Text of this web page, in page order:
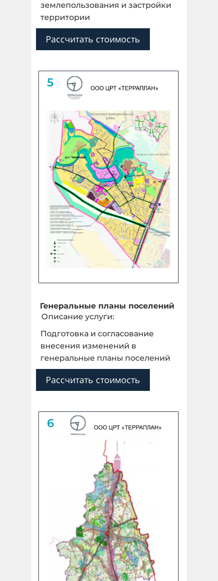
землепользования и застройки
территории
Рассчитать стоимость
Генеральные планы поселений
Описание услуги:
Подготовка и согласование
внесения изменений в
генеральные планы поселений
Рассчитать стоимость